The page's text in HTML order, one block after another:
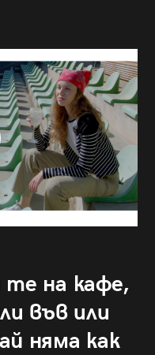
те на кафе,
във или
няма как